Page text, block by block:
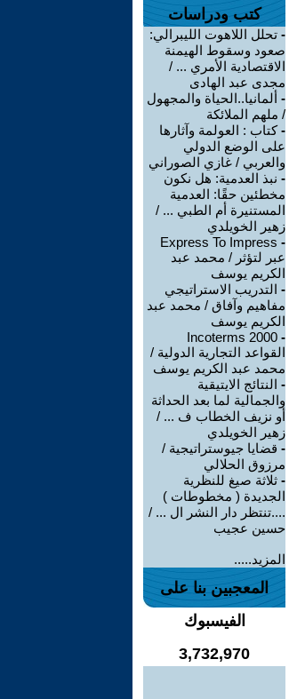
كتب ودراسات
- تحلل اللاهوت الليبرالي:
صعود وسقوط الهيمنة
الاقتصادية الأمري ... /
مجدى عبد الهادى
- ألمانيا..الحياة والمجهول
/ ملهم الملائكة
-كتاب : العولمة وآثارها
على الوضع الدولي
والعربي / غازي الصوراني
- نبذ العدمية: هل نكون
مخطئين حقًا: العدمية
المستنيرة أم الطبي ... /
زهير الخويلدي
-
Express To Impress
عبر لتؤثر / محمد عبد
الكريم يوسف
- التدريب الاستراتيجي
مفاهيم وآفاق / محمد عبد
الكريم يوسف
-
Incoterms 2000
القواعد التجارية الدولية /
محمد عبد الكريم يوسف
- النتائج الايتيقية
والجمالية لما بعد الحداثة
أو نزيف الخطاب ف ... /
زهير الخويلدي
- قضايا جيوستراتيجية /
مرزوق الحلالي
- ثلاثة صيغ للنظرية
الجديدة ( مخطوطات )
....تنتظر دار النشر ال ... /
حسين عجيب
المزيد.....
المعجبين بنا على
الفيسبوك
3,732,970